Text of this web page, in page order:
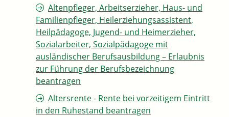
Altenpfleger, Arbeitserzieher, Haus- und
Familienpfleger, Heilerziehungsassistent,
Heilpädagoge, Jugend- und Heimerzieher,
Sozialarbeiter, Sozialpädagoge mit
ausländischer Berufsausbildung – Erlaubnis
zur Führung der Berufsbezeichnung
beantragen
Altersrente - Rente bei vorzeitigem Eintritt
in den Ruhestand beantragen